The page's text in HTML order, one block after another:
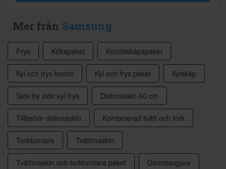
Mer från Samsung
Frys Kökspaket Kombiskåpspaket
Kyl och frys kombi Kyl och frys paket Kylskåp
Side by side kyl frys Diskmaskin 60 cm
Tillbehör diskmaskin Kombinerad tvätt och tork
Torktumlare Tvättmaskin
Tvättmaskin och torktumlare paket Dammsugare